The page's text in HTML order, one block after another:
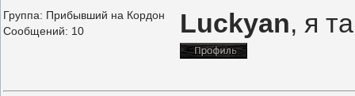
Группа: Прибывший на Кордон
Сообщений: 10 Luckyan, я